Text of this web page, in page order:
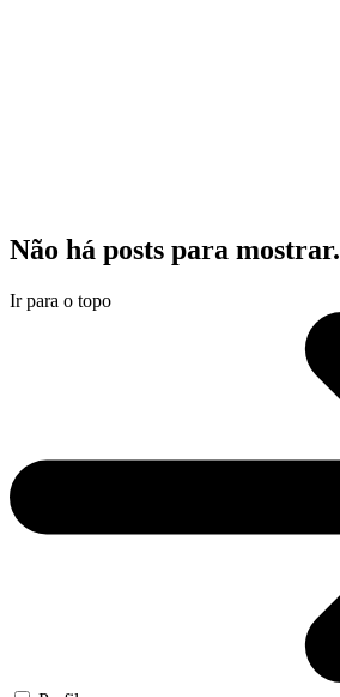
Não há posts para mostrar.
Ir para o topo